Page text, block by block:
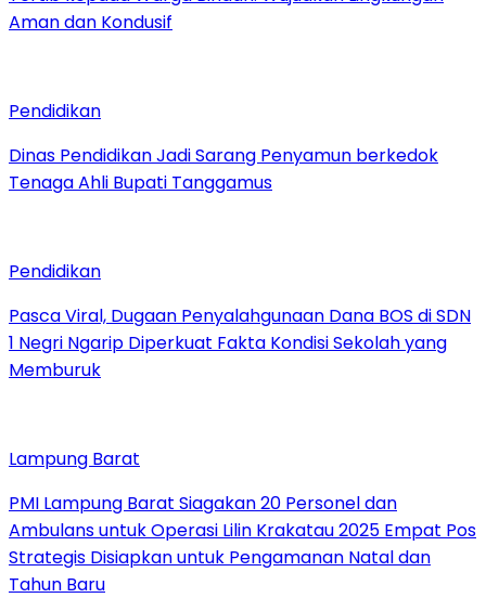
Aman dan Kondusif
Pendidikan
Dinas Pendidikan Jadi Sarang Penyamun berkedok
Tenaga Ahli Bupati Tanggamus
Pendidikan
Pasca Viral, Dugaan Penyalahgunaan Dana BOS di SDN
1 Negri Ngarip Diperkuat Fakta Kondisi Sekolah yang
Memburuk
Lampung Barat
PMI Lampung Barat Siagakan 20 Personel dan
Ambulans untuk Operasi Lilin Krakatau 2025 Empat Pos
Strategis Disiapkan untuk Pengamanan Natal dan
Tahun Baru